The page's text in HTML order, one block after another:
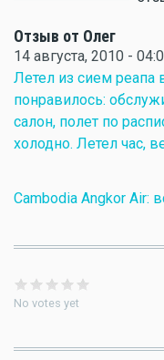
Отзыв от Олег
14 августа, 2010 -
Летел из сием реапа
понравилось:
салон, полет по
холодно. Летел час,
Cambodia Angkor Air:
No votes yet